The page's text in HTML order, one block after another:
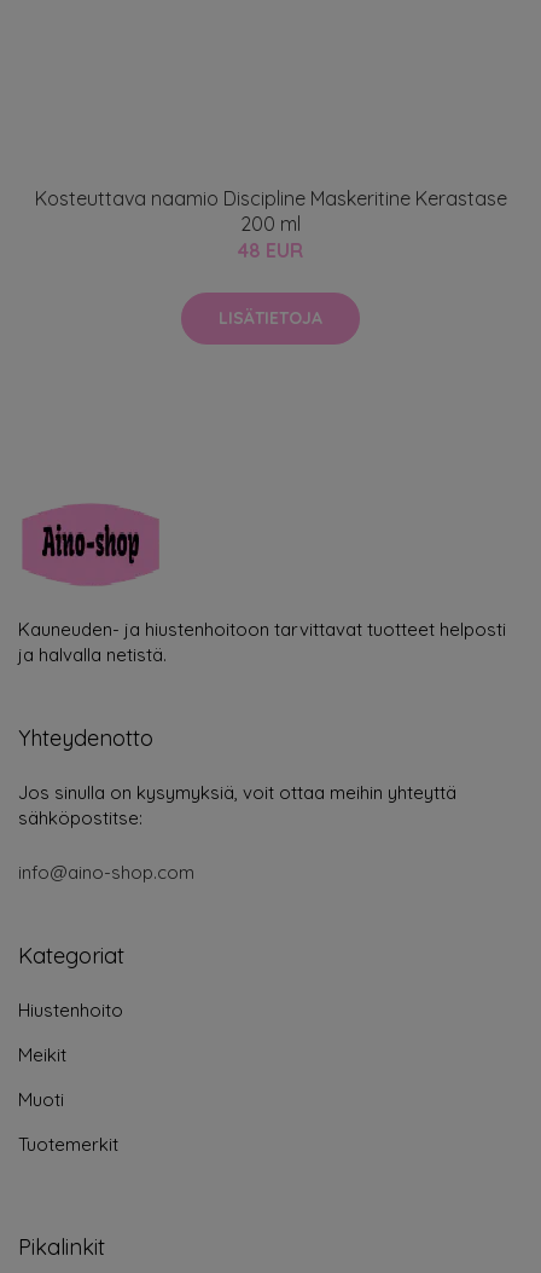
Kosteuttava naamio Discipline Maskeritine Kerastase
200 ml
48 EUR
LISÄTIETOJA
Kauneuden- ja hiustenhoitoon tarvittavat tuotteet helposti
ja halvalla netistä.
Yhteydenotto
Jos sinulla on kysymyksiä, voit ottaa meihin yhteyttä
sähköpostitse:
info@aino-shop.com
Kategoriat
Hiustenhoito
Meikit
Muoti
Tuotemerkit
Pikalinkit